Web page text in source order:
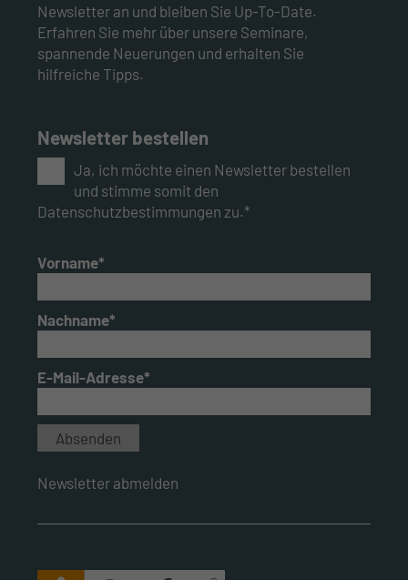
Newsletter an und bleiben Sie Up-To-Date.
Erfahren Sie mehr über unsere Seminare,
spannende Neuerungen und erhalten Sie
hilfreiche Tipps.
Newsletter bestellen
Ja, ich möchte einen Newsletter bestellen
und stimme somit den
Datenschutzbestimmungen zu.*
Vorname*
Nachname*
E-Mail-Adresse*
Newsletter abmelden